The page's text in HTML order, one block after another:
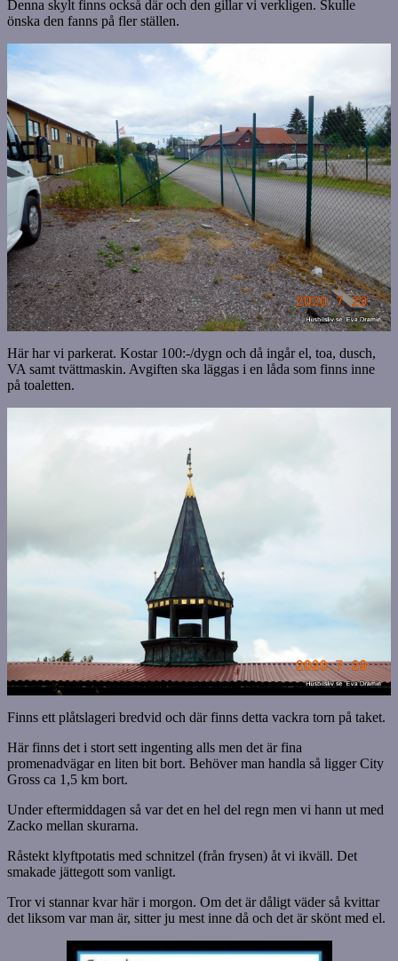
Denna skylt finns också där och den gillar vi verkligen. Skulle
önska den fanns på fler ställen.
Här har vi parkerat. Kostar 100:-/dygn och då ingår el, toa, dusch,
VA samt tvättmaskin. Avgiften ska läggas i en låda som finns inne
på toaletten.
Finns ett plåtslageri bredvid och där finns detta vackra torn på taket.
Här finns det i stort sett ingenting alls men det är fina
promenadvägar en liten bit bort. Behöver man handla så ligger City
Gross ca 1,5 km bort.
Under eftermiddagen så var det en hel del regn men vi hann ut med
Zacko mellan skurarna.
Råstekt klyftpotatis med schnitzel (från frysen) åt vi ikväll. Det
smakade jättegott som vanligt.
Tror vi stannar kvar här i morgon. Om det är dåligt väder så kvittar
det liksom var man är, sitter ju mest inne då och det är skönt med el.